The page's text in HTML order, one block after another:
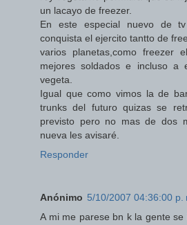
un lacayo de freezer.
En este especial nuevo de
conquista el ejercito tantto de
varios planetas,como freezer
mejores soldados e incluso
vegeta.
Igual que como vimos la de
trunks del futuro quizas se
previsto pero no mas de dos
nueva les avisaré.
Responder
Anónimo 5/10/2007 04:36:00 p.
A mi me parese bn k la gente